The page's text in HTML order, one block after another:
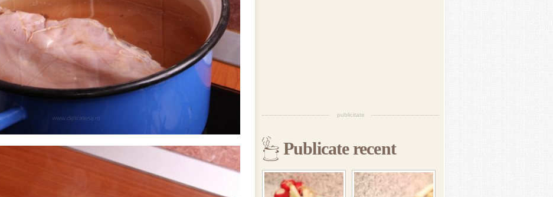
publicitate
Publicate recent